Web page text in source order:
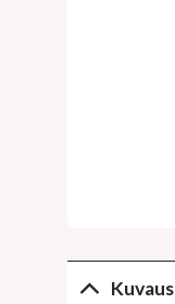
Kuvaus